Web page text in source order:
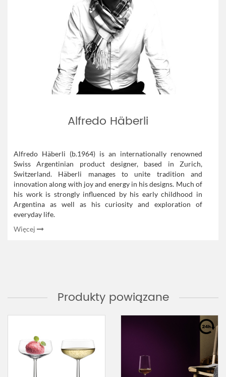
Alfredo Häberli
Alfredo Häberli (b.1964) is an internationally renowned
Swiss Argentinian product designer, based in Zurich,
Switzerland. Häberli manages to unite tradition and
innovation along with joy and energy in his designs. Much of
his work is strongly influenced by his early childhood in
Argentina as well as his curiosity and exploration of
everyday life.
Więcej
Produkty powiązane